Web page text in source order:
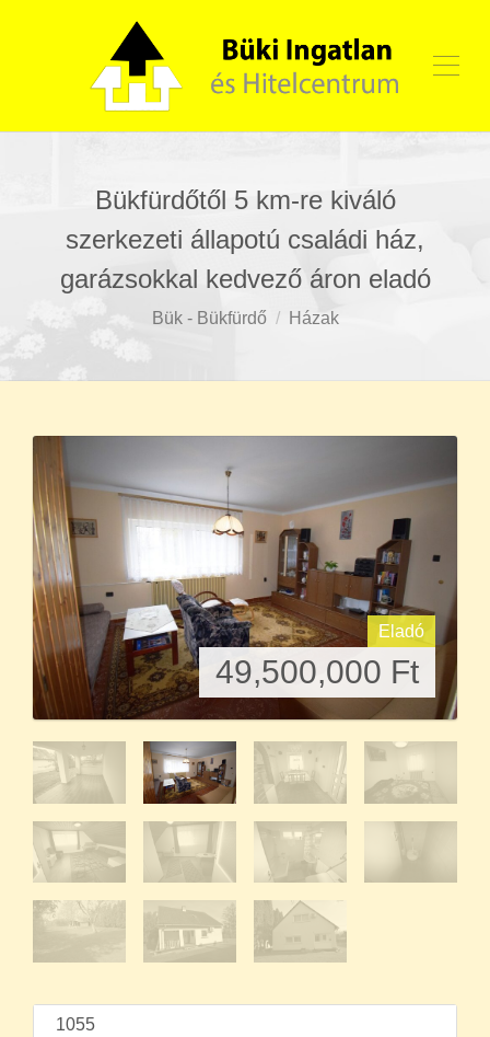
Bükfürdőtől 5 km-re kiváló
szerkezeti állapotú családi ház,
garázsokkal kedvező áron eladó
Bük - Bükfürdő Házak
Eladó
49,500,000 Ft
1055